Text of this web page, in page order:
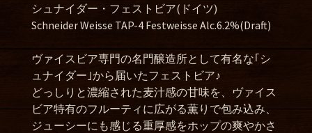
シュナイダー・フェストビア(ドイツ)
Schneider Weisse TAP-4 Festweisse Alc.6.2%(Draft)
ヴァイスビア専門の名門醸造所として有名な｢シ
ュナイダー｣から届いたフェストビア♪
どっしりと濃縮された麦汁感の甘味を、ヴァイス
ビア特有のフルーティに広がる薫りで包み込み、
ジューシーにも感じる重厚感をホップの爽やかさ